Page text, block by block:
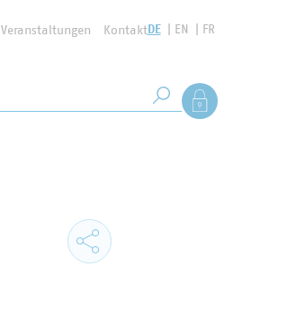
Veranstaltungen KontaktDE EN FR
Suche starten
Als Mitglied